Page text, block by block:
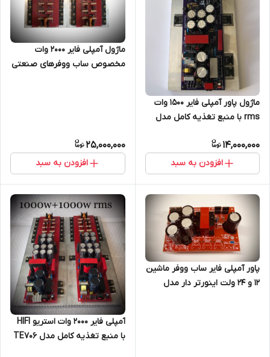
ماژول پاور آمپلی فایر ۱۵۰۰ وات
rms با منبع تغذیه کامل مدل
14,000,000
افزودن به سبد
ماژول آمپلی فایر ۲۰۰۰ وات
مخصوص ساب ووفرهای صنعتی
25,000,000
افزودن به سبد
پاور آمپلی فایر ساب ووفر ماشین
۱۲ و ۲۴ ولت اینورتر دار مدل
آمپلی فایر ۲۰۰۰ وات استریو HIFI
با منبع تغذیه کامل مدل TE706